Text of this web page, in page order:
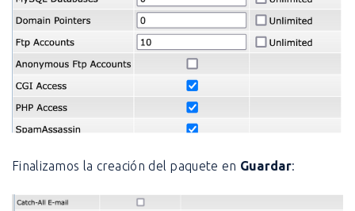
Finalizamos la creación del paquete en Guardar: